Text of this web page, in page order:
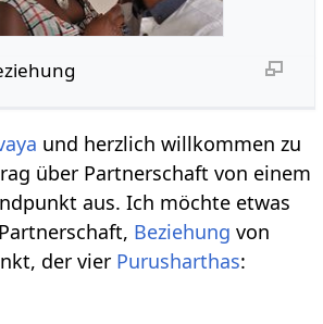
und herzlich willkommen zu
über Partnerschaft von einem
aus. Ich möchte etwas
Beziehung von
der vier Purusharthas: